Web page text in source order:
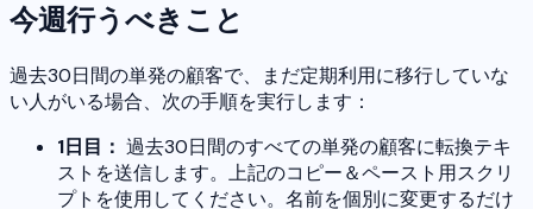
今週行うべきこと
過去30日間の単発の顧客で、まだ定期利用に移行していな
い人がいる場合、次の手順を実行します：
1日目： 過去30日間のすべての単発の顧客に転換テキ
ストを送信します。上記のコピー＆ペースト用スクリ
プトを使用してください。名前を個別に変更するだけ